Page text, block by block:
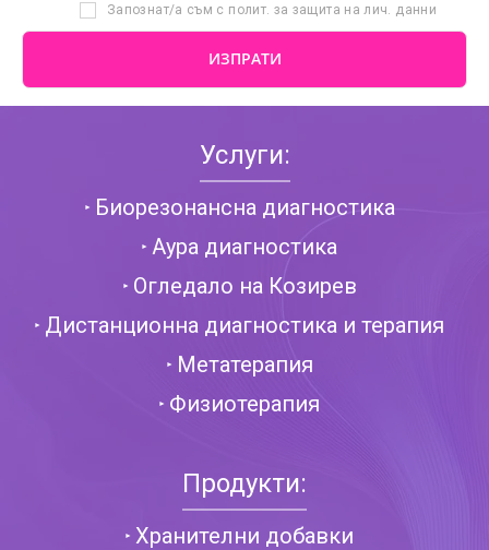
Запознат/а съм с полит. за защита на лич. данни
Услуги:
Биорезонансна диагностика
Аура диагностика
Огледало на Козирев
Дистанционна диагностика и терапия
Метатерапия
Физиотерапия
Продукти:
Хранителни добавки